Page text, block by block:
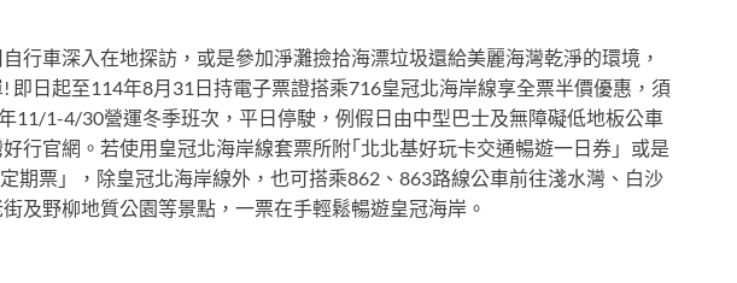
行車深入在地探訪，或是參加淨灘撿拾海漂垃圾還給美麗海灣乾淨的環境，
即日起至114年8月31日持電子票證搭乘716皇冠北海岸線享全票半價優惠，須
11/1-4/30營運冬季班次，平日停駛，例假日由中型巴士及無障礙低地板公車
行官網。若使用皇冠北海岸線套票所附｢北北基好玩卡交通暢遊一日券」或是
定期票」，除皇冠北海岸線外，也可搭乘862、863路線公車前往淺水灣、白沙
及野柳地質公園等景點，一票在手輕鬆暢遊皇冠海岸。